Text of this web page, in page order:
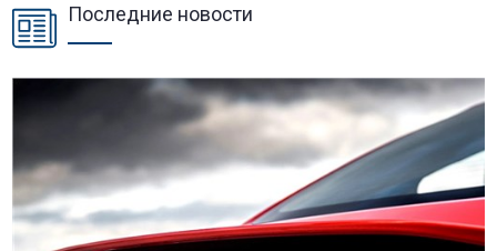
Последние новости